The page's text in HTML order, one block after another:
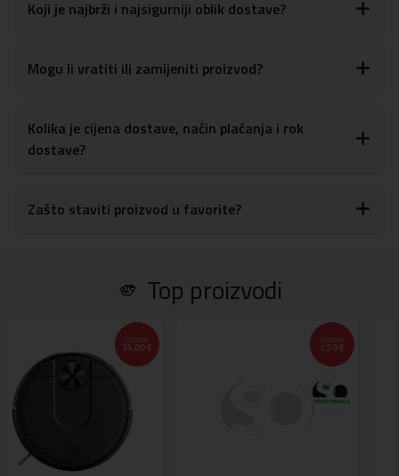
glasnoće, tipki za uključivanje/isključivanje, kao i postavkama za
otisaka prstiju, prašine ili drugih mrlja
Koji je najbrži i najsigurniji oblik dostave?
Mogu li vratiti ili zamijeniti proizvod?
Kolika je cijena dostave, način plaćanja i rok
dostave?
Zašto staviti proizvod u favorite?
🫵 Top proizvodi